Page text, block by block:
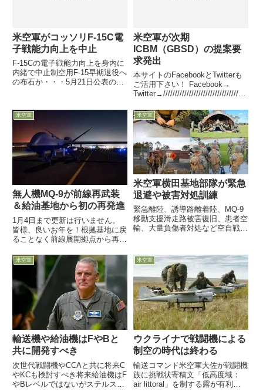
米空軍がコッソリF-15C電
子戦能力向上を中止
F-15Cの電子戦能力向上を身内に
内緒で中止制空用F-15早期退役へ
の布石か・・・5月21日公表の米
不可欠と同観察室が兼ねてから指
摘してきた電子戦能力向上改修
が、同監察官室には...
米空軍が次期
ICBM（GBSD）の提案要
求発出
本サイトのFacebookとTwitterも
ご活用下さい！ Facebook→
Twitter→////////////////////////////////////
米空軍
無人機MQ-9が前線再武装
＆給油基地から初の再発進
1月4日まで更新は行いません。
皆様、良いお年を！根拠基地に戻
ることなく前線展開拠点から再発
Launch and Recovery」実施HC-
130J Combat King IIと地上でつ
ないで給油12月21...
米空軍
米空軍横田基地部隊が緊急
退避や被害対処訓練
緊急離陸、誘導路離着陸、MQ-9
移動支援滑走路被害復旧、患者空
輸、大量負傷者対処など空自戦闘
記事は、米空軍横田基地所属のC-
130輸送機部隊（第374空輸航空
団）が10月16...
米空軍
輸送機や給油機はFやBと
共に開発すべき
次世代戦闘機やCCAと共に将来C
やKCも検討すべき将来給油機はF
やBレベルではないがステルス性
米空軍
ウクライナで戦闘機による
制空の時代は終わる
輸送コマンド米空軍大佐が戦闘機
族に挑戦状寄稿文「低高度域：
air littoral」を制する露が有利に